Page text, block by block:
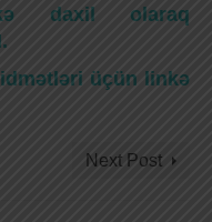
daxil olaraq
üçün linkə
Next Post